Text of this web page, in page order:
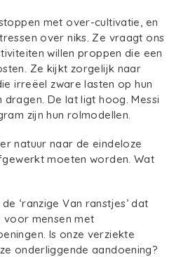
met over-cultivatie, en
over niks. Ze vraagt ons
willen proppen die een
Ze kijkt zorgelijk naar
irreëel zware lasten op hun
De lat ligt hoog. Messi
zijn hun rolmodellen.
natuur naar de eindeloze
moeten worden. Wat
‘ranzige Van ranstjes’ dat
voor mensen met
Is onze verziekte
onderliggende aandoening?